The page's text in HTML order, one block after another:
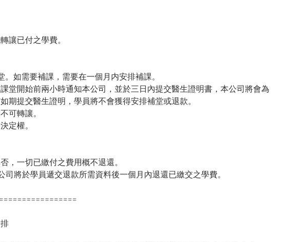
讓已付之學費。
如需要補課，需要在一個月内安排補課。
堂開始前兩小時通知本公司，並於三日內提交醫生證明書，本公司將會為
期提交醫生證明，學員將不會獲得安排補堂或退款。
可轉讓。
定權。
，一切已繳付之費用概不退還。
將於學員遞交退款所需資料後一個月內退還已繳交之學費。